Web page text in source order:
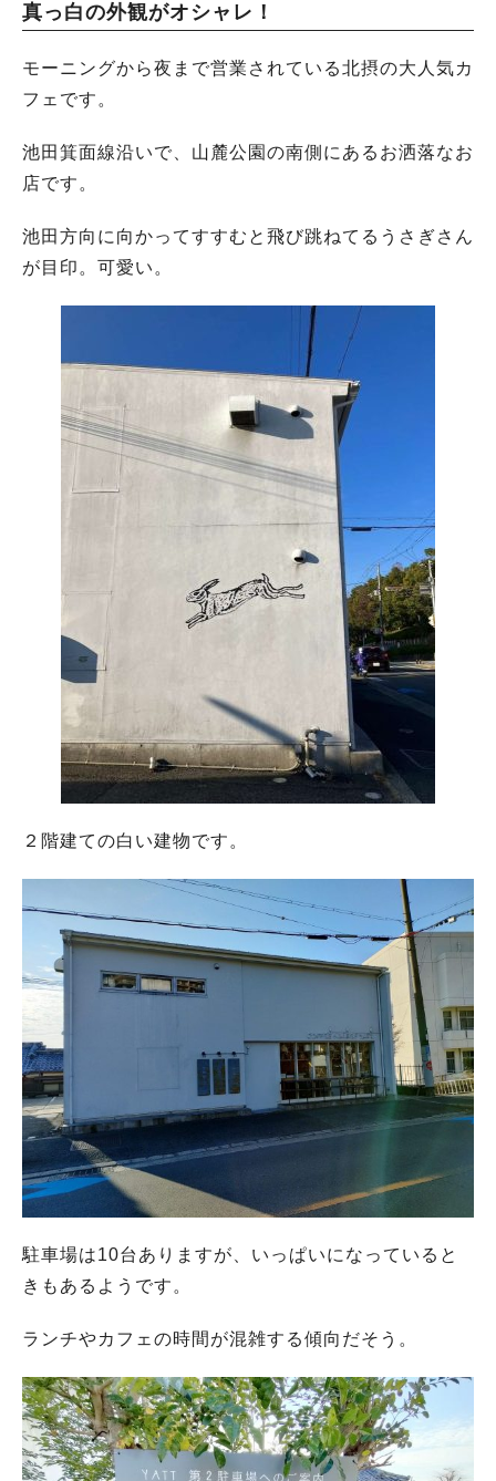
真っ白の外観がオシャレ！
モーニングから夜まで営業されている北摂の大人気カ
フェです。
池田箕面線沿いで、山麓公園の南側にあるお洒落なお
店です。
池田方向に向かってすすむと飛び跳ねてるうさぎさん
が目印。可愛い。
２階建ての白い建物です。
駐車場は10台ありますが、いっぱいになっていると
きもあるようです。
ランチやカフェの時間が混雑する傾向だそう。